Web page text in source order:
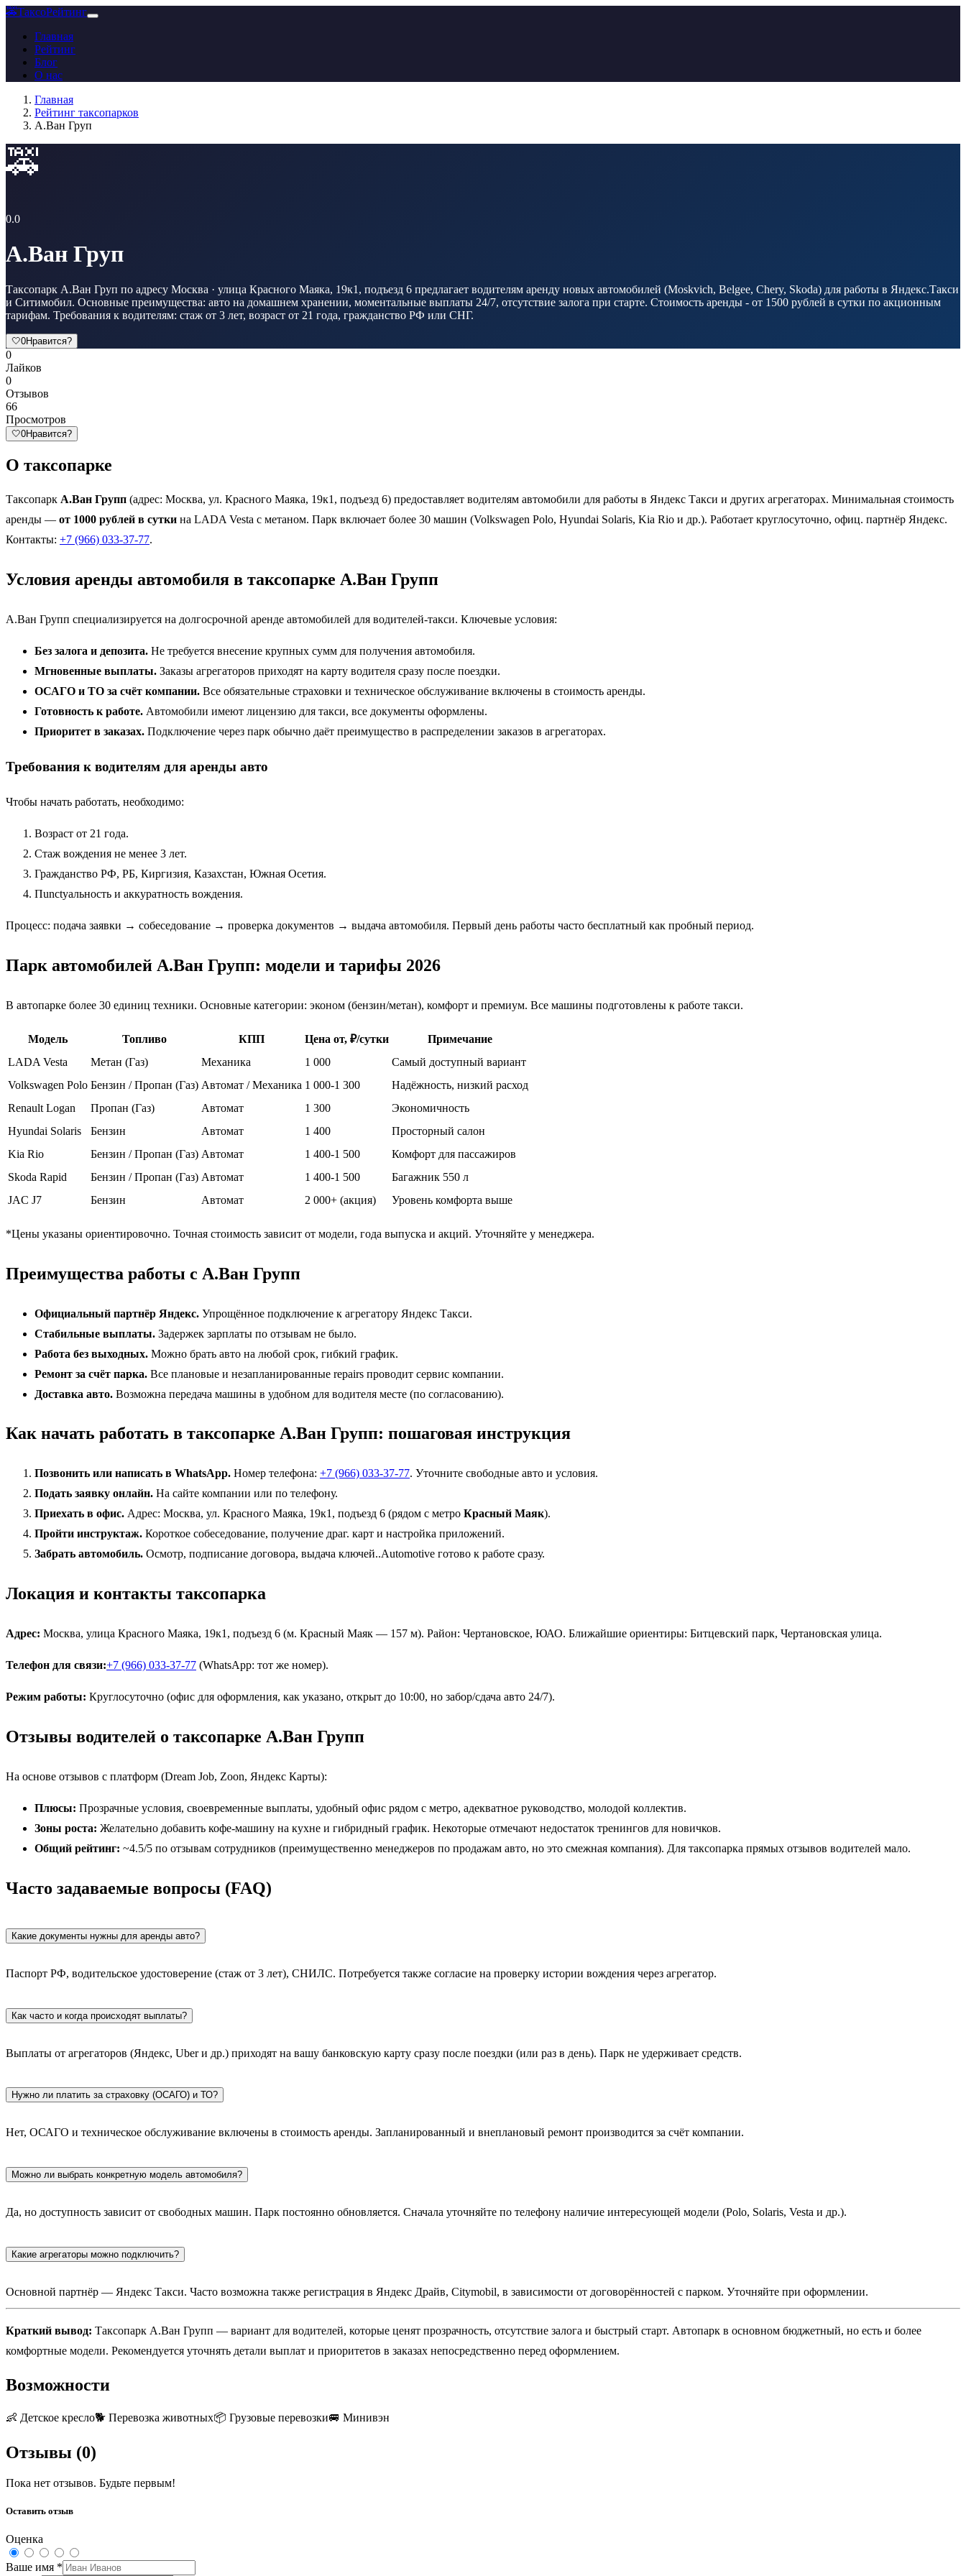
🚕ТаксоРейтинг
Главная
Рейтинг
Блог
О нас
Главная
Рейтинг таксопарков
А.Ван Груп
🚕
0.0
А.Ван Груп
Таксопарк А.Ван Груп по адресу Москва · улица Красного Маяка, 19к1, подъезд 6 предлагает водителям аренду новых автомобилей (Moskvich, Belgee, Chery, Skoda) для работы в Яндекс.Такси
и Ситимобил. Основные преимущества: авто на домашнем хранении, моментальные выплаты 24/7, отсутствие залога при старте. Стоимость аренды - от 1500 рублей в сутки по акционным
тарифам. Требования к водителям: стаж от 3 лет, возраст от 21 года, гражданство РФ или СНГ.
🤍0Нравится?
0
Лайков
0
Отзывов
66
Просмотров
🤍0Нравится?
О таксопарке
Таксопарк А.Ван Групп (адрес: Москва, ул. Красного Маяка, 19к1, подъезд 6) предоставляет водителям автомобили для работы в Яндекс Такси и других агрегаторах. Минимальная стоимость
аренды — от 1000 рублей в сутки на LADA Vesta с метаном. Парк включает более 30 машин (Volkswagen Polo, Hyundai Solaris, Kia Rio и др.). Работает круглосуточно, офиц. партнёр Яндекс.
Контакты: +7 (966) 033-37-77.
Условия аренды автомобиля в таксопарке А.Ван Групп
А.Ван Групп специализируется на долгосрочной аренде автомобилей для водителей-такси. Ключевые условия:
Без залога и депозита. Не требуется внесение крупных сумм для получения автомобиля.
Мгновенные выплаты. Заказы агрегаторов приходят на карту водителя сразу после поездки.
ОСАГО и ТО за счёт компании. Все обязательные страховки и техническое обслуживание включены в стоимость аренды.
Готовность к работе. Автомобили имеют лицензию для такси, все документы оформлены.
Приоритет в заказах. Подключение через парк обычно даёт преимущество в распределении заказов в агрегаторах.
Требования к водителям для аренды авто
Чтобы начать работать, необходимо:
Возраст от 21 года.
Стаж вождения не менее 3 лет.
Гражданство РФ, РБ, Киргизия, Казахстан, Южная Осетия.
Пunctуальность и аккуратность вождения.
Процесс: подача заявки → собеседование → проверка документов → выдача автомобиля. Первый день работы часто бесплатный как пробный период.
Парк автомобилей А.Ван Групп: модели и тарифы 2026
В автопарке более 30 единиц техники. Основные категории: эконом (бензин/метан), комфорт и премиум. Все машины подготовлены к работе такси.
Модель Топливо КПП Цена от, ₽/сутки
Примечание
LADA Vesta
Метан (Газ) Механика 1 000
Самый доступный вариант
Volkswagen Polo Бензин / Пропан (Газ) Автомат / Механика 1 000-1 300
Надёжность, низкий расход
Renault Logan
Пропан (Газ) Автомат 1 300
Экономичность
Hyundai Solaris
Бензин Автомат 1 400
Просторный салон
Kia Rio
Бензин / Пропан (Газ) Автомат 1 400-1 500
Комфорт для пассажиров
Skoda Rapid
Бензин / Пропан (Газ) Автомат 1 400-1 500
Багажник 550 л
JAC J7
Бензин Автомат 2 000+ (акция) Уровень комфорта выше
*Цены указаны ориентировочно. Точная стоимость зависит от модели, года выпуска и акций. Уточняйте у менеджера.
Преимущества работы с А.Ван Групп
Официальный партнёр Яндекс. Упрощённое подключение к агрегатору Яндекс Такси.
Стабильные выплаты. Задержек зарплаты по отзывам не было.
Работа без выходных. Можно брать авто на любой срок, гибкий график.
Ремонт за счёт парка. Все плановые и незапланированные repairs проводит сервис компании.
Доставка авто. Возможна передача машины в удобном для водителя месте (по согласованию).
Как начать работать в таксопарке А.Ван Групп: пошаговая инструкция
Позвонить или написать в WhatsApp. Номер телефона: +7 (966) 033-37-77. Уточните свободные авто и условия.
Подать заявку онлайн. На сайте компании или по телефону.
Приехать в офис. Адрес: Москва, ул. Красного Маяка, 19к1, подъезд 6 (рядом с метро Красный Маяк).
Пройти инструктаж. Короткое собеседование, получение драг. карт и настройка приложений.
Забрать автомобиль. Осмотр, подписание договора, выдача ключей..Automotive готово к работе сразу.
Локация и контакты таксопарка
Адрес: Москва, улица Красного Маяка, 19к1, подъезд 6 (м. Красный Маяк — 157 м). Район: Чертановское, ЮАО. Ближайшие ориентиры: Битцевский парк, Чертановская улица.
Телефон для связи:+7 (966) 033-37-77 (WhatsApp: тот же номер).
Режим работы: Круглосуточно (офис для оформления, как указано, открыт до 10:00, но забор/сдача авто 24/7).
Отзывы водителей о таксопарке А.Ван Групп
На основе отзывов с платформ (Dream Job, Zoon, Яндекс Карты):
Плюсы: Прозрачные условия, своевременные выплаты, удобный офис рядом с метро, адекватное руководство, молодой коллектив.
Зоны роста: Желательно добавить кофе-машину на кухне и гибридный график. Некоторые отмечают недостаток тренингов для новичков.
Общий рейтинг: ~4.5/5 по отзывам сотрудников (преимущественно менеджеров по продажам авто, но это смежная компания). Для таксопарка прямых отзывов водителей мало.
Часто задаваемые вопросы (FAQ)
Какие документы нужны для аренды авто?
Паспорт РФ, водительское удостоверение (стаж от 3 лет), СНИЛС. Потребуется также согласие на проверку истории вождения через агрегатор.
Как часто и когда происходят выплаты?
Выплаты от агрегаторов (Яндекс, Uber и др.) приходят на вашу банковскую карту сразу после поездки (или раз в день). Парк не удерживает средств.
Нужно ли платить за страховку (ОСАГО) и ТО?
Нет, ОСАГО и техническое обслуживание включены в стоимость аренды. Запланированный и внеплановый ремонт производится за счёт компании.
Можно ли выбрать конкретную модель автомобиля?
Да, но доступность зависит от свободных машин. Парк постоянно обновляется. Сначала уточняйте по телефону наличие интересующей модели (Polo, Solaris, Vesta и др.).
Какие агрегаторы можно подключить?
Основной партнёр — Яндекс Такси. Часто возможна также регистрация в Яндекс Драйв, Citymobil, в зависимости от договорённостей с парком. Уточняйте при оформлении.
Краткий вывод: Таксопарк А.Ван Групп — вариант для водителей, которые ценят прозрачность, отсутствие залога и быстрый старт. Автопарк в основном бюджетный, но есть и более
комфортные модели. Рекомендуется уточнять детали выплат и приоритетов в заказах непосредственно перед оформлением.
Возможности
👶 Детское кресло🐕 Перевозка животных📦 Грузовые перевозки🚐 Минивэн
Отзывы (0)
Пока нет отзывов. Будьте первым!
Оставить отзыв
Оценка
Ваше имя *